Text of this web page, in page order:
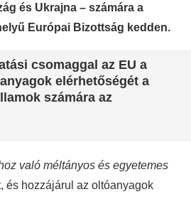
és Ukrajna – számára a
Európai Bizottság kedden.
csomaggal az EU a
elérhetőségét a
számára az
való méltányos és egyetemes
és hozzájárul az oltóanyagok